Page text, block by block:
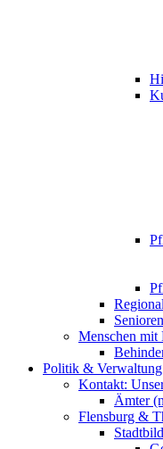
Menschen mit
Politik & Verwaltung
Kontakt:
Ämter
Flensburg &